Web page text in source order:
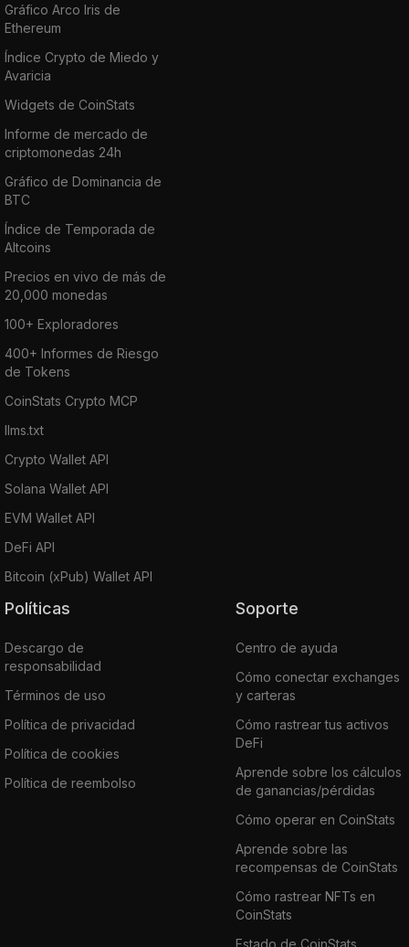
Gráfico Arco Iris de
Ethereum
Índice Crypto de Miedo y
Avaricia
Widgets de CoinStats
Informe de mercado de
criptomonedas 24h
Gráfico de Dominancia de
BTC
Índice de Temporada de
Altcoins
Precios en vivo de más de
20,000 monedas
100+ Exploradores
400+ Informes de Riesgo
de Tokens
CoinStats Crypto MCP
llms.txt
Crypto Wallet API
Solana Wallet API
EVM Wallet API
DeFi API
Bitcoin (xPub) Wallet API
Políticas
Descargo de
responsabilidad
Términos de uso
Política de privacidad
Política de cookies
Política de reembolso
Soporte
Centro de ayuda
Cómo conectar exchanges
y carteras
Cómo rastrear tus activos
DeFi
Aprende sobre los cálculos
de ganancias/pérdidas
Cómo operar en CoinStats
Aprende sobre las
recompensas de CoinStats
Cómo rastrear NFTs en
CoinStats
Estado de CoinStats